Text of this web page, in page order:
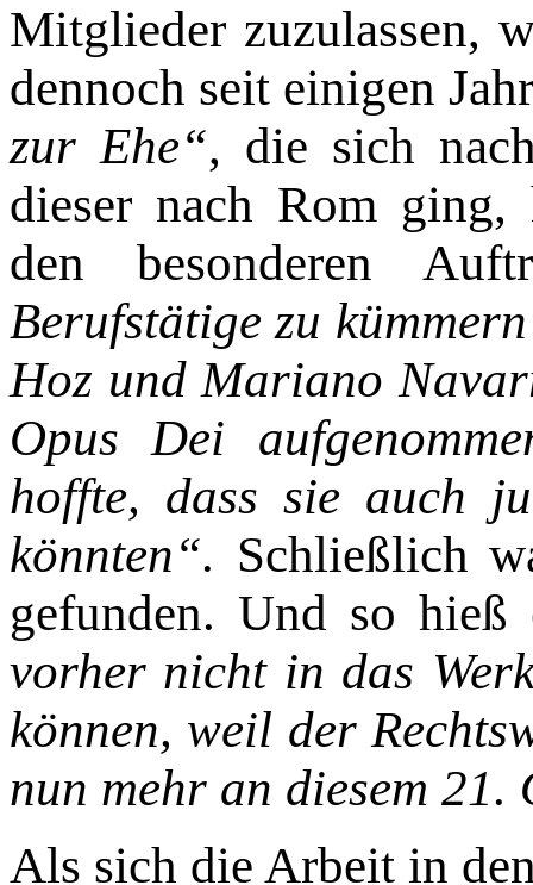
Mitglieder zuzulassen,
dennoch seit einigen
zur Ehe“, die sich
dieser nach Rom ging,
den besonderen
Berufstätige zu
Hoz und Mariano
Opus Dei
hoffte, dass sie auch
könnten“. Schließlich
gefunden. Und so hieß
vorher nicht in das
können, weil der
nun mehr an diesem
Als sich die Arbeit in